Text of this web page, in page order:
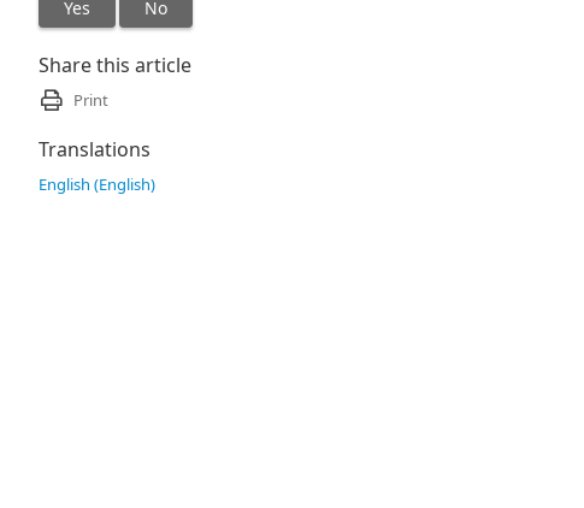
Yes No
Share this article
Print
Translations
English (English)